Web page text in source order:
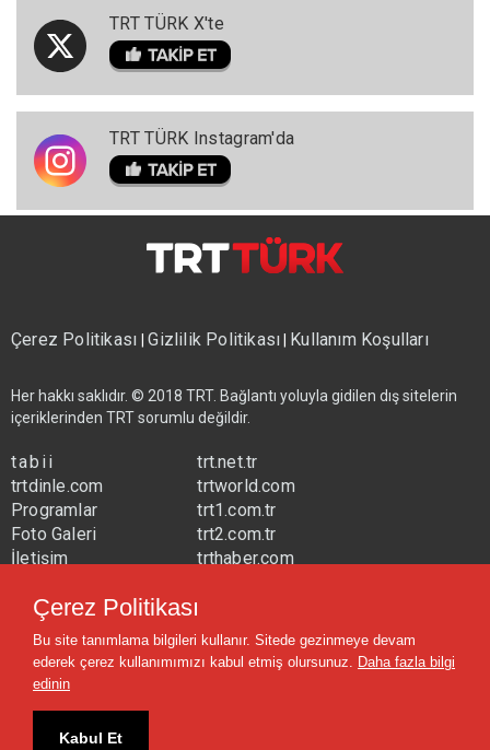
TRT TÜRK X'te
TRT TÜRK Instagram'da
Çerez Politikası|Gizlilik Politikası| Kullanım Koşulları
Her hakkı saklıdır. © 2018 TRT. Bağlantı yoluyla gidilen dış sitelerin
içeriklerinden TRT sorumlu değildir.
tabii
trtdinle.com
Programlar
Foto Galeri
İletişim
trt.net.tr
trtworld.com
trt1.com.tr
trt2.com.tr
trthaber.com
trtavaz.com.tr
trtmuzik.net.tr
trtcocuk.net.tr
Çerez Politikası
Bu site tanımlama bilgileri kullanır. Sitede gezinmeye devam
ederek çerez kullanımımızı kabul etmiş olursunuz. Daha fazla bilgi
edinin
Kabul Et